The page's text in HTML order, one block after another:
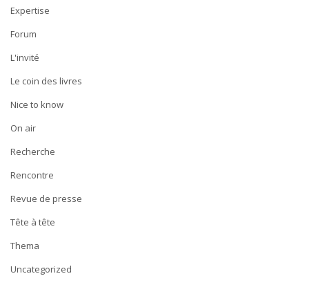
Expertise
Forum
L'invité
Le coin des livres
Nice to know
On air
Recherche
Rencontre
Revue de presse
Tête à tête
Thema
Uncategorized